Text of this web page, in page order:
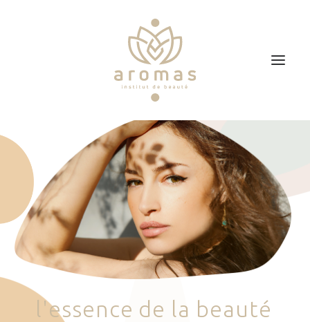
Soins
Je veux faire un bon cadeau
Plan d’accès
Prendre RDV
'essence de la beauté